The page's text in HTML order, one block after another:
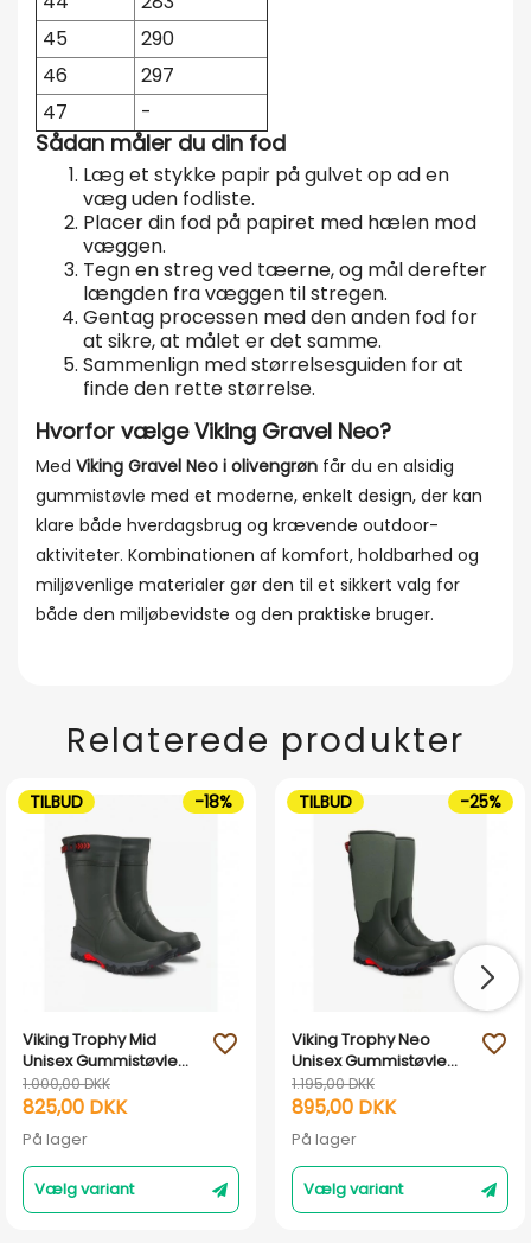
45
290
46
297
47
-
Sådan måler du din fod
Læg et stykke papir på gulvet op ad en
væg uden fodliste.
Placer din fod på papiret med hælen mod
væggen.
Tegn en streg ved tæerne, og mål derefter
længden fra væggen til stregen.
Gentag processen med den anden fod for
at sikre, at målet er det samme.
Sammenlign med størrelsesguiden for at
finde den rette størrelse.
Hvorfor vælge Viking Gravel Neo?
Med Viking Gravel Neo i olivengrøn får du en alsidig
gummistøvle med et moderne, enkelt design, der kan
klare både hverdagsbrug og krævende outdoor-
aktiviteter. Kombinationen af komfort, holdbarhed og
miljøvenlige materialer gør den til et sikkert valg for
både den miljøbevidste og den praktiske bruger.
Relaterede produkter
Viking Trophy Mid
Unisex Gummistøvle
Grøn
1.000,00 DKK
825,00 DKK
På lager
Vælg variant
favorite_outline
TILBUD -18%
Viking Trophy Neo
Unisex Gummistøvle
Grøn
1.195,00 DKK
895,00 DKK
På lager
Vælg variant
favorite_outline
TILBUD -25%